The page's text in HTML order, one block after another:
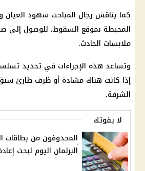
كما يناقش رجال المباحث شهود العيان
المحيطة بموقع السقوط، للوصول إلى
ملابسات الحادث.
وتساعد هذه الإجراءات في تحديد
إذا كانت هناك مشادة أو ظرف طارئ
الشرفة.
لا يفوتك
المحذوفون من بطاقات
البرلمان اليوم لبحث